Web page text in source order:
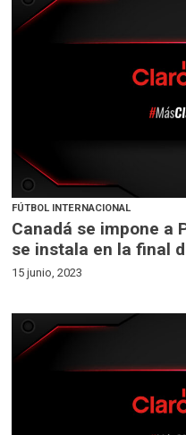
FÚTBOL INTERNACIONAL
Canadá se impone a
se instala en la final
15 junio, 2023